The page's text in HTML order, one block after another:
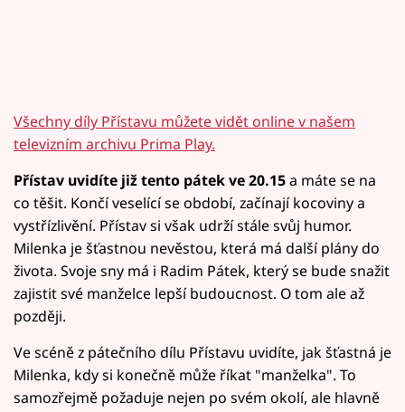
Všechny díly Přístavu můžete vidět online v našem
televizním archivu Prima Play.
Přístav uvidíte již tento pátek ve 20.15a máte se na
co těšit. Končí veselící se období, začínají kocoviny a
vystřízlivění. Přístav si však udrží stále svůj humor.
Milenka je šťastnou nevěstou, která má další plány do
života. Svoje sny má i Radim Pátek, který se bude snažit
zajistit své manželce lepší budoucnost. O tom ale až
později.
Ve scéně z pátečního dílu Přístavu uvidíte, jak šťastná je
Milenka, kdy si konečně může říkat "manželka". To
samozřejmě požaduje nejen po svém okolí, ale hlavně